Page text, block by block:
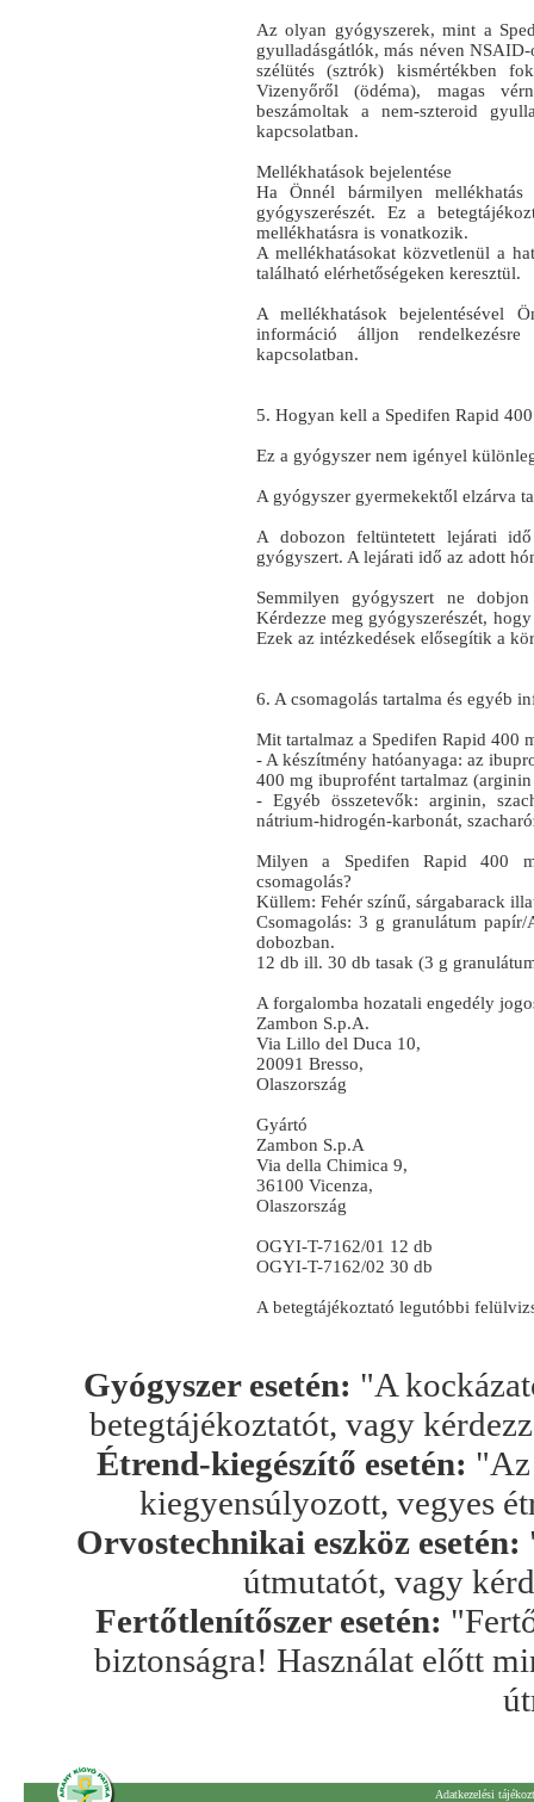
Az olyan gyógyszerek, mint a
gyulladásgátlók, más néven
szélütés (sztrók) kismértékben
Vizenyőről (ödéma), magas
beszámoltak a nem-szteroid
kapcsolatban.
Mellékhatások bejelentése
Ha Önnél bármilyen mellékhatás
gyógyszerészét. Ez a
mellékhatásra is vonatkozik.
A mellékhatásokat közvetlenül a
található elérhetőségeken keresztül.
A mellékhatások bejelentésével
információ álljon
kapcsolatban.
5. Hogyan kell a Spedifen Rapid
Ez a gyógyszer nem igényel
A gyógyszer gyermekektől elzárva
A dobozon feltüntetett lejárati
gyógyszert. A lejárati idő az adott
Semmilyen gyógyszert ne
Kérdezze meg gyógyszerészét,
Ezek az intézkedések elősegítik a
6. A csomagolás tartalma és egyéb
Mit tartalmaz a Spedifen Rapid 400
- A készítmény hatóanyaga: az
400 mg ibuprofént tartalmaz
- Egyéb összetevők: arginin,
nátrium-hidrogén-karbonát,
Milyen a Spedifen Rapid 400
csomagolás?
Küllem: Fehér színű, sárgabarack
Csomagolás: 3 g granulátum
dobozban.
12 db ill. 30 db tasak (3 g
A forgalomba hozatali engedély
Zambon S.p.A.
Via Lillo del Duca 10,
20091 Bresso,
Olaszország
Gyártó
Zambon S.p.A
Via della Chimica 9,
36100 Vicenza,
Olaszország
OGYI-T-7162/01 12 db
OGYI-T-7162/02 30 db
A betegtájékoztató legutóbbi
Gyógyszer esetén: "A
betegtájékoztatót, vagy
Étrend-kiegészítő esetén: "Az
kiegyensúlyozott, vegyes
Orvostechnikai eszköz esetén:
útmutatót, vagy
Fertőtlenítőszer esetén:
biztonságra! Használat előtt
Adatkezelési